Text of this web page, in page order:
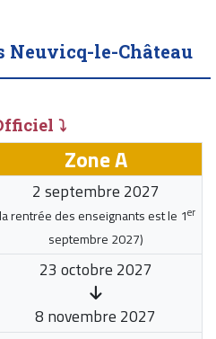
Neuvicq-le-Château
⤵
Zone A
2 septembre 2027
rentrée des enseignants est le 1er
septembre 2027)
23 octobre 2027
8 novembre 2027